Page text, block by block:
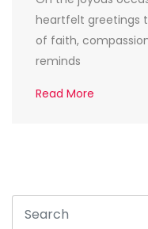
heartfelt greetings
of faith,
reminds
Read More